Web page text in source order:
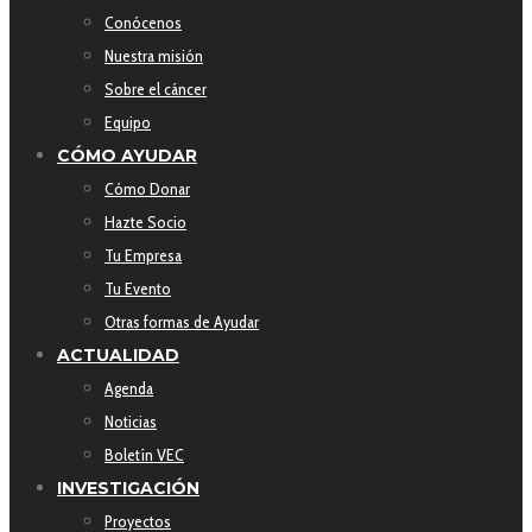
Conócenos
Nuestra misión
Sobre el cáncer
Equipo
CÓMO AYUDAR
Cómo Donar
Hazte Socio
Tu Empresa
Tu Evento
Otras formas de Ayudar
ACTUALIDAD
Agenda
Noticias
Boletín VEC
INVESTIGACIÓN
Proyectos